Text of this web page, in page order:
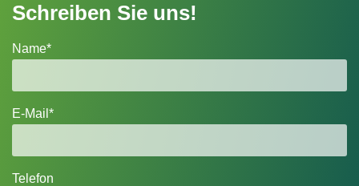
Schreiben Sie uns!
Name*
E-Mail*
Telefon